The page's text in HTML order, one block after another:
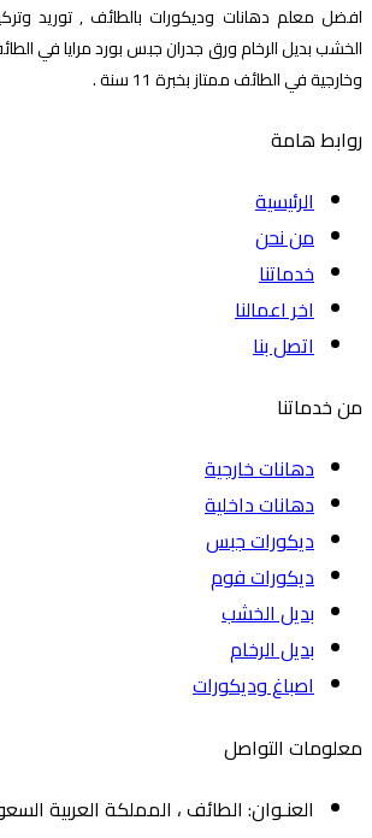
افضل معلم دهانات وديكورات بالطائف , توريد
الخشب بديل الرخام ورق جدران جبس بورد مرايا في
وخارجية في الطائف ممتاز بخبرة 11 سنة .
روابط هامة
الرئيسية
من نحن
خدماتنا
اخر اعمالنا
اتصل بنا
من خدماتنا
دهانات خارجية
دهانات داخلية
ديكورات جبس
ديكورات فوم
بديل الخشب
بديل الرخام
اصباغ وديكورات
معلومات التواصل
العنـوان: الطائف ، المملكة العربية